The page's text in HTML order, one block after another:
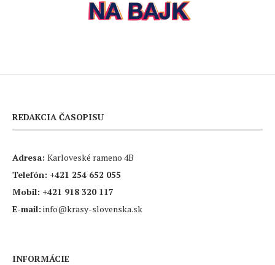
REDAKCIA ČASOPISU
Adresa: Karloveské rameno 4B
Telefón: +421 254 652 055
Mobil: +421 918 320 117
E-mail: info@krasy-slovenska.sk
INFORMÁCIE